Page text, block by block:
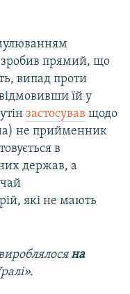
зробив прямий, що
випад проти
їй у
застосував щодо
не прийменник
в
держав, а
які не мають
на